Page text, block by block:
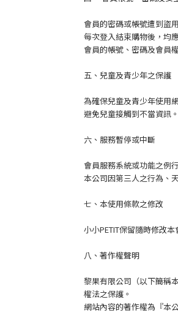
會員的密碼或帳號遭到盜
每次登入結束購物後，均
會員的帳號、密碼及會員
五、兒童及青少年之保護
為確保兒童及青少年使用
避免兒童接觸到不當資訊。
六、服務暫停或中斷
會員服務系統或功能之例
本公司因第三人之行為、
七、本使用條款之修改
小小PETIT保留隨時修改
八、著作權聲明
黎果有限公司（以下簡稱
權法之保護。
網站內容的著作權為『本